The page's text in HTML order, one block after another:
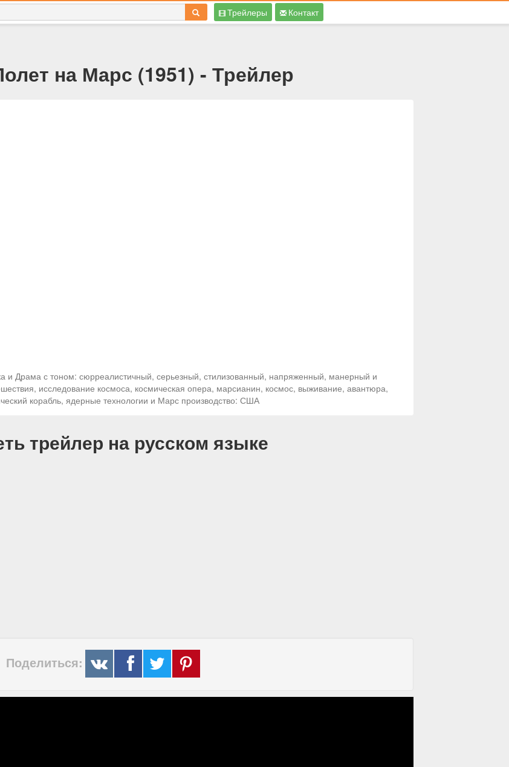
Трейлеры Контакт
на Марс (1951) - Трейлер
и Драма с тоном: сюрреалистичный, серьезный, стилизованный, напряженный, манерный и
исследование космоса, космическая опера, марсианин, космос, выживание, авантюра,
корабль, ядерные технологии и Марс производство: США
трейлер на русском языке
Поделиться: